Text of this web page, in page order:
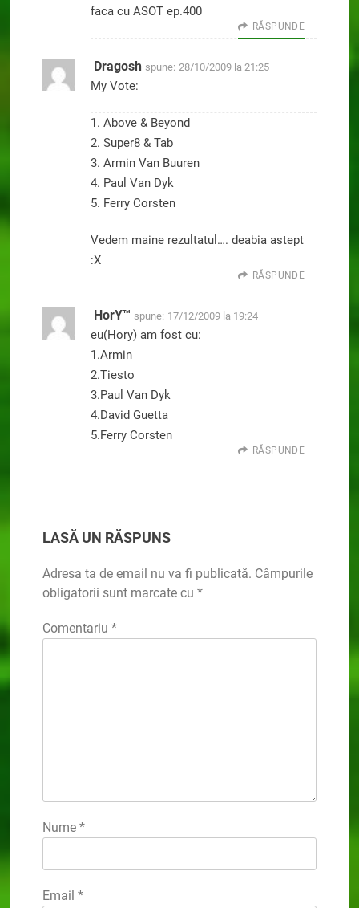
faca cu ASOT ep.400
RĂSPUNDE
Dragosh spune: 28/10/2009 la 21:25
My Vote:
1. Above & Beyond
2. Super8 & Tab
3. Armin Van Buuren
4. Paul Van Dyk
5. Ferry Corsten
Vedem maine rezultatul…. deabia astept
:X
RĂSPUNDE
HorY™ spune: 17/12/2009 la 19:24
eu(Hory) am fost cu:
1.Armin
2.Tiesto
3.Paul Van Dyk
4.David Guetta
5.Ferry Corsten
RĂSPUNDE
LASĂ UN RĂSPUNS
Adresa ta de email nu va fi publicată. Câmpurile
obligatorii sunt marcate cu *
Comentariu *
Nume *
Email *